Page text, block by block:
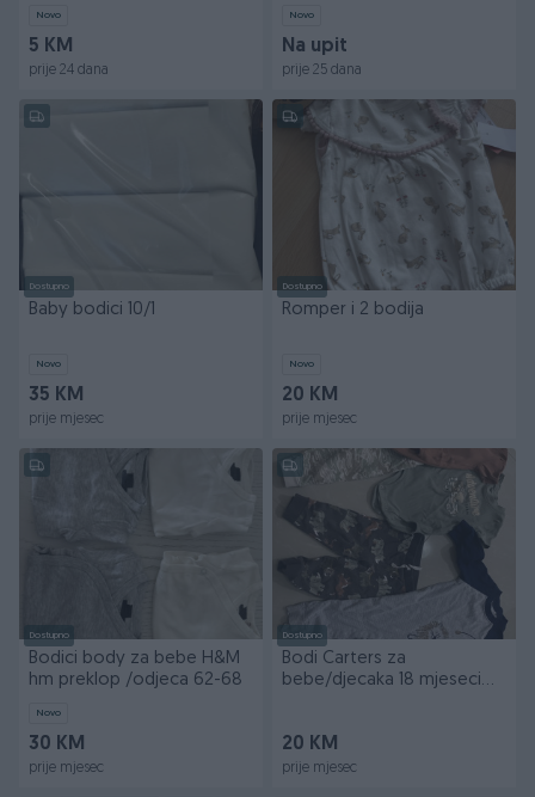
Novo
5 KM
prije 24 dana
Novo
Na upit
prije 25 dana
Dostupno
Baby bodici 10/1
Novo
35 KM
prije mjesec
Dostupno
Romper i 2 bodija
Novo
20 KM
prije mjesec
Dostupno
Bodici body za bebe H&M
hm preklop /odjeca 62-68
Novo
30 KM
prije mjesec
Dostupno
Bodi Carters za
bebe/djecaka 18 mjeseci
20 KM
prije mjesec